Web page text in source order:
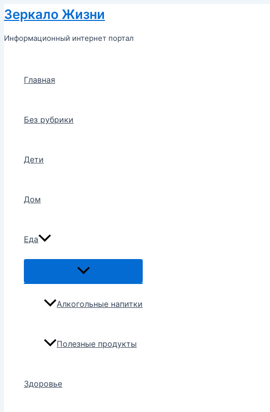
Перейти
к
содержимому
Зеркало Жизни
Информационный интернет портал
Главная
Без рубрики
Дети
Дом
Еда
Переключатель
Алкогольные напитки
Полезные продукты
Здоровье